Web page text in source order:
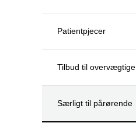
Patientpjecer
Tilbud til overvægtige
Særligt til pårørende